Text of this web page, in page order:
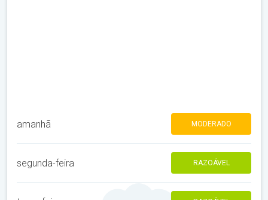
amanhã MODERADO
segunda-feira RAZOÁVEL